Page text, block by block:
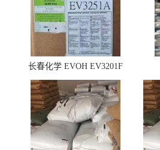
长春化学 EVOH EV3201F